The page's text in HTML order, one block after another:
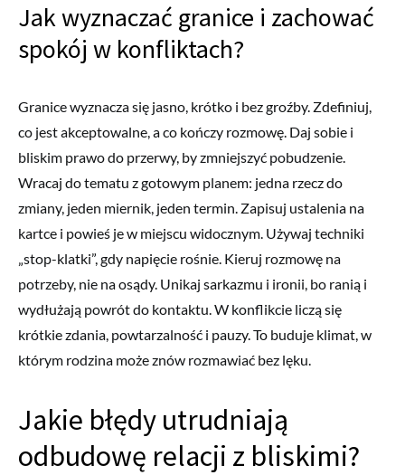
Jak wyznaczać granice i zachować
spokój w konfliktach?
Granice wyznacza się jasno, krótko i bez groźby. Zdefiniuj,
co jest akceptowalne, a co kończy rozmowę. Daj sobie i
bliskim prawo do przerwy, by zmniejszyć pobudzenie.
Wracaj do tematu z gotowym planem: jedna rzecz do
zmiany, jeden miernik, jeden termin. Zapisuj ustalenia na
kartce i powieś je w miejscu widocznym. Używaj techniki
„stop-klatki”, gdy napięcie rośnie. Kieruj rozmowę na
potrzeby, nie na osądy. Unikaj sarkazmu i ironii, bo ranią i
wydłużają powrót do kontaktu. W konflikcie liczą się
krótkie zdania, powtarzalność i pauzy. To buduje klimat, w
którym rodzina może znów rozmawiać bez lęku.
Jakie błędy utrudniają
odbudowę relacji z bliskimi?